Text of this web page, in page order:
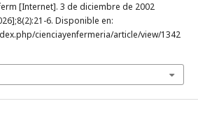
[Internet]. 3 de diciembre de 2002
6. Disponible en:
cienciayenfermeria/article/view/1342